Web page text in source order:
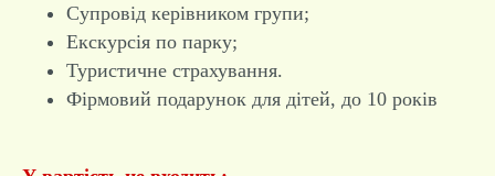
Супровід керівником групи;
Екскурсія по парку;
Туристичне страхування.
Фірмовий подарунок для дітей, до 10 років